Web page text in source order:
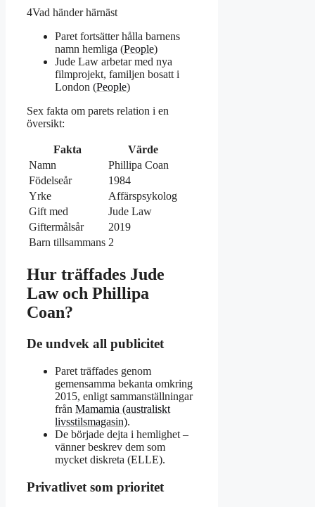
4Vad händer härnäst
Paret fortsätter hålla barnens
namn hemliga (People)
Jude Law arbetar med nya
filmprojekt, familjen bosatt i
London (People)
Sex fakta om parets relation i en
översikt:
Fakta
Värde
Namn
Phillipa Coan
Födelseår
1984
Yrke
Affärspsykolog
Gift med
Jude Law
Giftermålsår
2019
Barn tillsammans 2
Hur träffades Jude
Law och Phillipa
Coan?
De undvek all publicitet
Paret träffades genom
gemensamma bekanta omkring
2015, enligt sammanställningar
från Mamamia (australiskt
livsstilsmagasin).
De började dejta i hemlighet –
vänner beskrev dem som
mycket diskreta (ELLE).
Privatlivet som prioritet